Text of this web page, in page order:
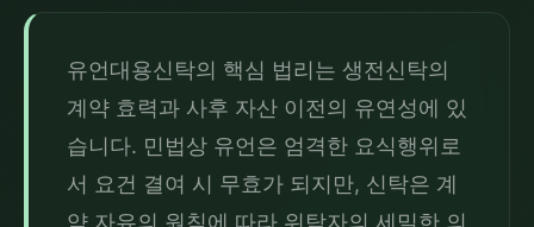
유언대용신탁의 핵심 법리는 생전신탁의
계약 효력과 사후 자산 이전의 유연성에 있
습니다. 민법상 유언은 엄격한 요식행위로
서 요건 결여 시 무효가 되지만, 신탁은 계
약 자유의 원칙에 따라 위탁자의 세밀한 의